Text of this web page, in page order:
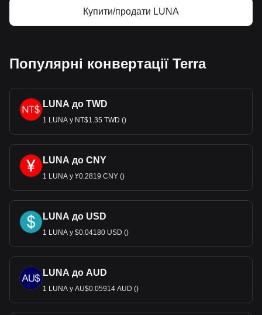
Купити/продати LUNA
Популярні конвертації Terra
LUNA до TWD
1 LUNA у NT$1.35 TWD ()
LUNA до CNY
1 LUNA у ¥0.2819 CNY ()
LUNA до USD
1 LUNA у $0.04180 USD ()
LUNA до AUD
1 LUNA у AU$0.05914 AUD ()